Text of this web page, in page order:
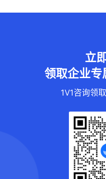
立
领取企业专
1V1咨询领